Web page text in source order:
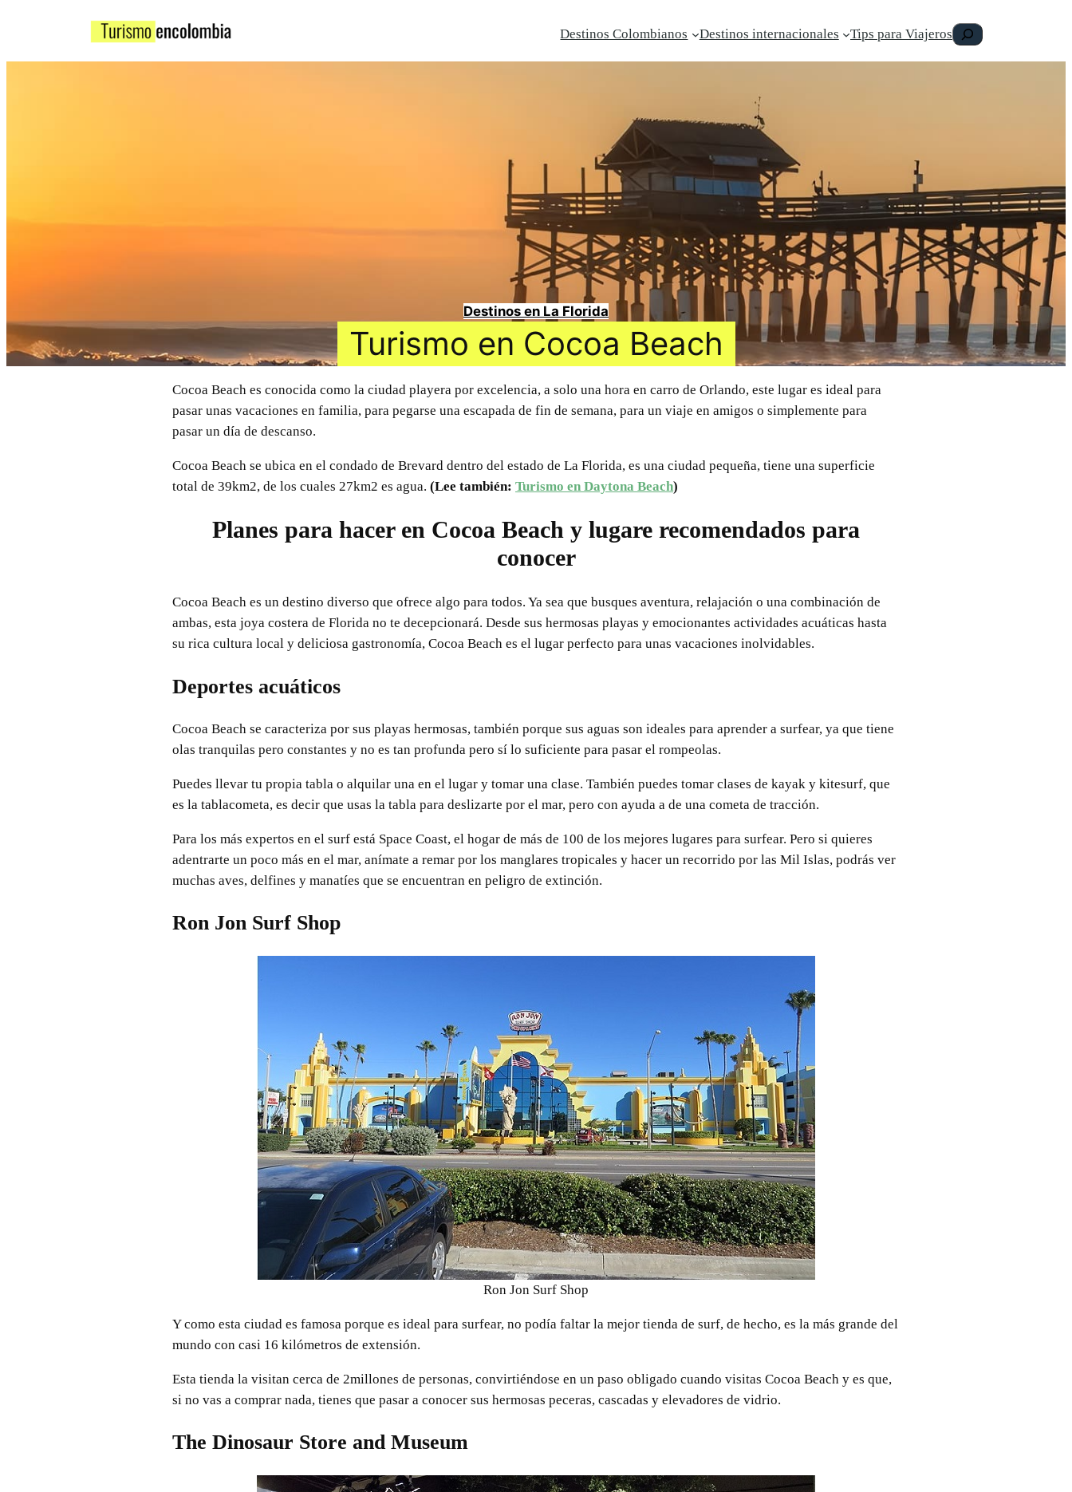
Destinos Colombianos Destinos internacionales Tips para ViajerosBuscar
Destinos en La Florida
Turismo en Cocoa Beach
Cocoa Beach es conocida como la ciudad playera por excelencia, a solo una hora en carro de Orlando, este lugar es ideal para
pasar unas vacaciones en familia, para pegarse una escapada de fin de semana, para un viaje en amigos o simplemente para
pasar un día de descanso.
Cocoa Beach se ubica en el condado de Brevard dentro del estado de La Florida, es una ciudad pequeña, tiene una superficie
total de 39km2, de los cuales 27km2 es agua. (Lee también: Turismo en Daytona Beach)
Planes para hacer en Cocoa Beach y lugare recomendados para
conocer
Cocoa Beach es un destino diverso que ofrece algo para todos. Ya sea que busques aventura, relajación o una combinación de
ambas, esta joya costera de Florida no te decepcionará. Desde sus hermosas playas y emocionantes actividades acuáticas hasta
su rica cultura local y deliciosa gastronomía, Cocoa Beach es el lugar perfecto para unas vacaciones inolvidables.
Deportes acuáticos
Cocoa Beach se caracteriza por sus playas hermosas, también porque sus aguas son ideales para aprender a surfear, ya que tiene
olas tranquilas pero constantes y no es tan profunda pero sí lo suficiente para pasar el rompeolas.
Puedes llevar tu propia tabla o alquilar una en el lugar y tomar una clase. También puedes tomar clases de kayak y kitesurf, que
es la tablacometa, es decir que usas la tabla para deslizarte por el mar, pero con ayuda a de una cometa de tracción.
Para los más expertos en el surf está Space Coast, el hogar de más de 100 de los mejores lugares para surfear. Pero si quieres
adentrarte un poco más en el mar, anímate a remar por los manglares tropicales y hacer un recorrido por las Mil Islas, podrás ver
muchas aves, delfines y manatíes que se encuentran en peligro de extinción.
Ron Jon Surf Shop
Ron Jon Surf Shop
Y como esta ciudad es famosa porque es ideal para surfear, no podía faltar la mejor tienda de surf, de hecho, es la más grande del
mundo con casi 16 kilómetros de extensión.
Esta tienda la visitan cerca de 2millones de personas, convirtiéndose en un paso obligado cuando visitas Cocoa Beach y es que,
si no vas a comprar nada, tienes que pasar a conocer sus hermosas peceras, cascadas y elevadores de vidrio.
The Dinosaur Store and Museum